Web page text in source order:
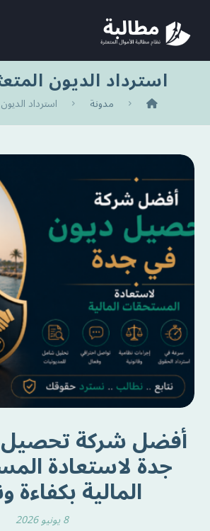
استرداد الديون
مدونة استرداد
أفضل شركة
جدة لاستعادة
المالية بكفاءة
8 يونيو 2026